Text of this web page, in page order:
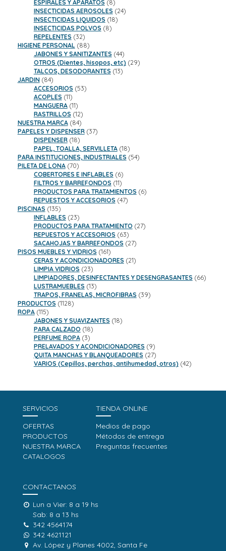
productos
ESPIRALES Y APARATOS 88
productos
INSECTICIDAS AEROSOLES 2424
INSECTICIDAS LIQUIDOS 1818
INSECTICIDAS POLVOS 88
REPELENTES 3232
productos
HIGIENE PERSONAL 8888
productos
JABONES Y SANITIZANTES 4444
productos
OTROS (Dientes, hisopos, etc) 2929
TALCOS, DESODORANTES 1313
JARDIN 8484
productos
ACCESORIOS 5353
ACOPLES 1111
productos
MANGUERA 1111
productos
RASTRILLOS 1212
productos
NUESTRA MARCA 8484
productos
PAPELES Y DISPENSER 3737
DISPENSER 1818
productos
PAPEL, TOALLA, SERVILLETA 1818
productos
PARA INSTITUCIONES, INDUSTRIALES 5454
PILETA DE LONA 7070
productos
COBERTORES E INFLABLES 66
productos
FILTROS Y BARREFONDOS 1111
productos
PRODUCTOS PARA TRATAMIENTOS 66
REPUESTOS Y ACCESORIOS 4747
PISCINAS 135135
productos
INFLABLES 2323
productos
PRODUCTOS PARA TRATAMIENTO 2727
REPUESTOS Y ACCESORIOS 6363
productos
SACAHOJAS Y BARREFONDOS 2727
PISOS MUEBLES Y VIDRIOS 161161
productos
CERAS Y ACONDICIONADORES 2121
LIMPIA VIDRIOS 2323
productos
LIMPIADORES, DESINFECTANTES Y DESENGRASANTES 6666
LUSTRAMUEBLES 1313
productos
TRAPOS, FRANELAS, MICROFIBRAS 3939
PRODUCTOS 11281128
ROPA 115115
productos
JABONES Y SUAVIZANTES 1818
PARA CALZADO 1818
PERFUME ROPA 33
productos
PRELAVADOS Y ACONDICIONADORES 99
productos
QUITA MANCHAS Y BLANQUEADORES 2727
productos
VARIOS (Cepillos, perchas, antihumedad, otros) 4242
SERVICIOS
OFERTAS
PRODUCTOS
NUESTRA MARCA
CATALOGOS
TIENDA ONLINE
Medios de pago
Métodos de entrega
Preguntas frecuentes
CONTACTANOS
Lun a Vier: 8 a 19 hs
Sab: 8 a 13 hs
342 4564174
342 4621121
Av. López y Planes 4002, Santa Fe